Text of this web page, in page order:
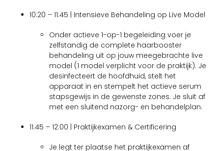
10:20 – 11:45 | Intensieve Behandeling op Live Model
Onder actieve 1-op-1 begeleiding voer je
zelfstandig de complete haarbooster
behandeling uit op jouw meegebrachte live
model (1 model verplicht voor de praktijk). Je
desinfecteert de hoofdhuid, stelt het
apparaat in en stempelt het actieve serum
stapsgewijs in de gewenste zones. Je sluit af
met een sluitend nazorg- en behandelplan.
11:45 – 12:00 | Praktijkexamen & Certificering
Je legt ter plaatse het praktijkexamen af